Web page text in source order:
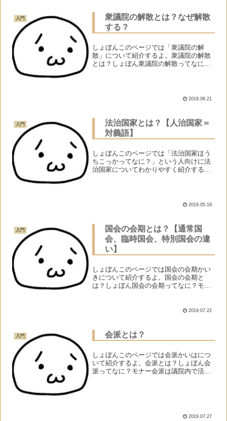
入門
衆議院の解散とは？なぜ解散
する？
しょぼんこのページでは「衆議院の解
散」について紹介するよ。衆議院の解散
とは？しょぼん衆議院の解散ってなに？
誰が「お前らクビだ！」って...
2019.06.21
入門
法治国家とは？【人治国家＝
対義語】
しょぼんこのページでは「法治国家ほう
ちこっかってなに？」という人向けに法
治国家についてわかりやすく紹介する
よって運営されている国のこ...
2019.05.19
入門
国会の会期とは？【通常国
会、臨時国会、特別国会の違
い】
しょぼんこのページでは国会の会期かい
きについて紹介するよ。国会の会期と
は？しょぼん国会の会期ってなに？モナ
て話し合うことになってるんだけどその
2019.07.22
入門 会派とは？
しょぼんこのページでは会派かいはにつ
いて紹介するよ。会派とは？しょぼん会
派ってなに？モナー会派は議院内で活動
2019.07.27